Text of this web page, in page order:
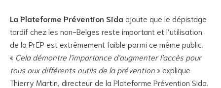
La Plateforme Prévention Sida ajoute que le dépistage
tardif chez les non-Belges reste important et l’utilisation
de la PrEP est extrêmement faible parmi ce même public.
« Cela démontre l’importance d’augmenter l’accès pour
tous aux différents outils de la prévention » explique
Thierry Martin, directeur de la Plateforme Prévention Sida.